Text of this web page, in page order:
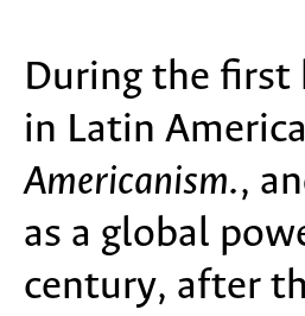
During the first
in Latin
Americanism.,
as a global
century, after